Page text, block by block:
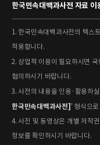
한국민속대백과사전 자료 이
1. 한국민속대백과사전의 텍스
적용합니다.
2. 상업적 이용이 필요하시면
협의하시기 바랍니다.
3. 사전의 내용을 인용·활용하
한국민속대백과사전] ' 형식으
4. 사진 및 동영상은 개별 저작
정보를 확인하시기 바랍니다.